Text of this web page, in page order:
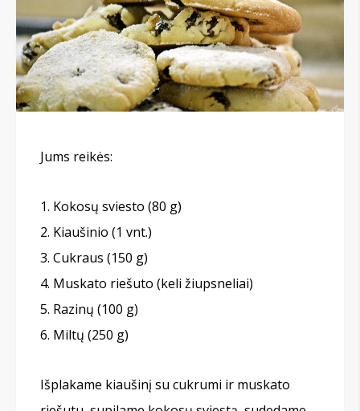
Jums reikės:
Kokosų sviesto (80 g)
Kiaušinio (1 vnt.)
Cukraus (150 g)
Muskato riešuto (keli žiupsneliai)
Razinų (100 g)
Miltų (250 g)
Išplakame kiaušinį su cukrumi ir muskato